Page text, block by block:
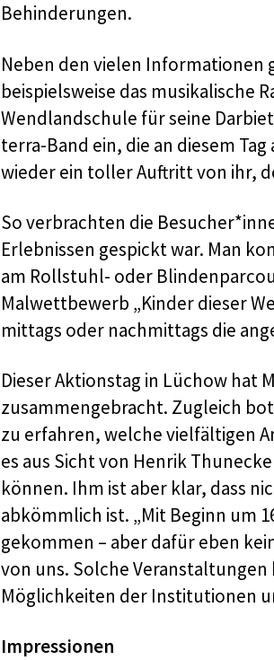
Behinderungen.
Neben den vielen Informationen
beispielsweise das musikalische
Wendlandschule für seine
terra-Band ein, die an diesem
wieder ein toller Auftritt von ihr,
So verbrachten die
Erlebnissen gespickt war. Man
am Rollstuhl- oder
Malwettbewerb „Kinder dieser
mittags oder nachmittags die
Dieser Aktionstag in Lüchow hat
zusammengebracht. Zugleich
zu erfahren, welche vielfältigen
es aus Sicht von Henrik
können. Ihm ist aber klar, dass
abkömmlich ist. „Mit Beginn um
gekommen – aber dafür eben
von uns. Solche
Möglichkeiten der Institutionen
Impressionen